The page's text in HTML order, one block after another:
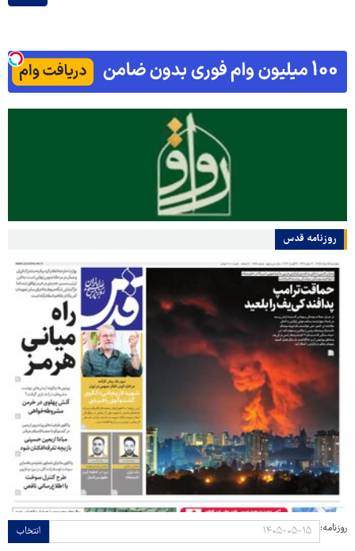
روزنامه قدس
روزنامه: انتخاب